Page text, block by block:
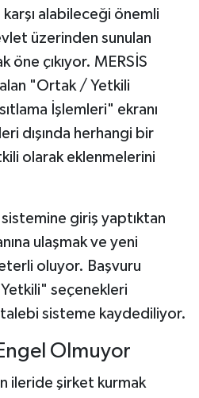
alabileceği önemli
üzerinden sunulan
öne çıkıyor. MERSİS
"Ortak / Yetkili
İşlemleri" ekranı
dışında herhangi bir
olarak eklenmelerini
giriş yaptıktan
ulaşmak ve yeni
oluyor. Başvuru
seçenekleri
sisteme kaydediliyor.
Olmuyor
ileride şirket kurmak